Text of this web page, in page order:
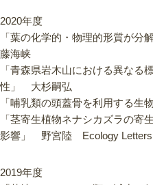
2020年度
「葉の化学的・物理的形質が
藤海峡
「青森県岩木山における異なる
性」 大杉嗣弘
「哺乳類の頭蓋骨を利用する
「茎寄生植物ネナシカズラの寄
影響」 野宮陸 Ecology
2019年度